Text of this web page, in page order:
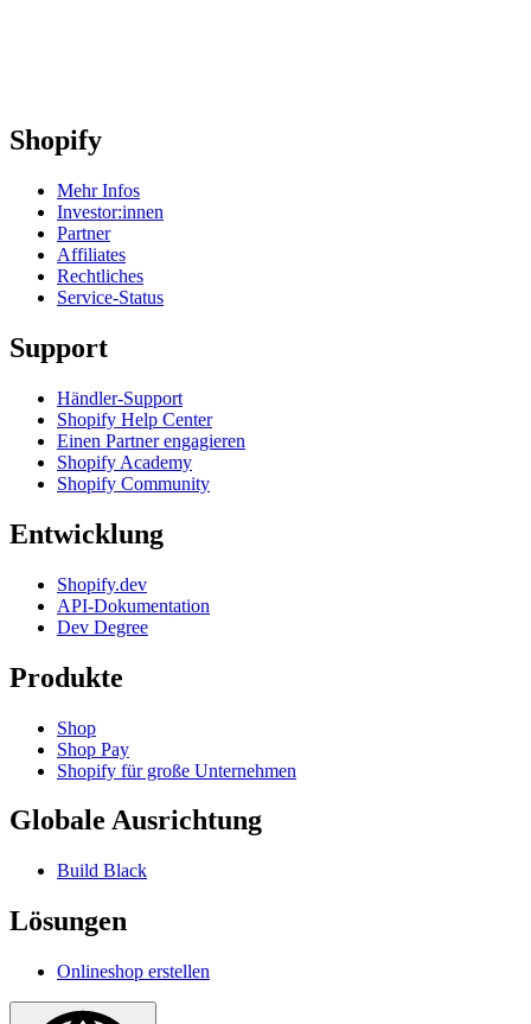
Shopify
Mehr Infos
Investor:innen
Partner
Affiliates
Rechtliches
Service-Status
Support
Händler-Support
Shopify Help Center
Einen Partner engagieren
Shopify Academy
Shopify Community
Entwicklung
Shopify.dev
API-Dokumentation
Dev Degree
Produkte
Shop
Shop Pay
Shopify für große Unternehmen
Globale Ausrichtung
Build Black
Lösungen
Onlineshop erstellen